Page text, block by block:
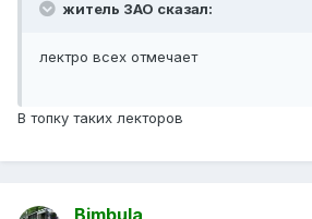
житель ЗАО сказал:
лектро всех отмечает
В топку таких лекторов